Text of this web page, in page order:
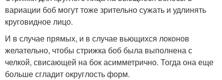
вариации боб могут тоже зрительно сужать и удлинять
круговидное лицо.
И в случае прямых, и в случае вьющихся локонов
желательно, чтобы стрижка боб была выполнена с
челкой, свисающей на бок асимметрично. Тогда она еще
больше сгладит округлость форм.